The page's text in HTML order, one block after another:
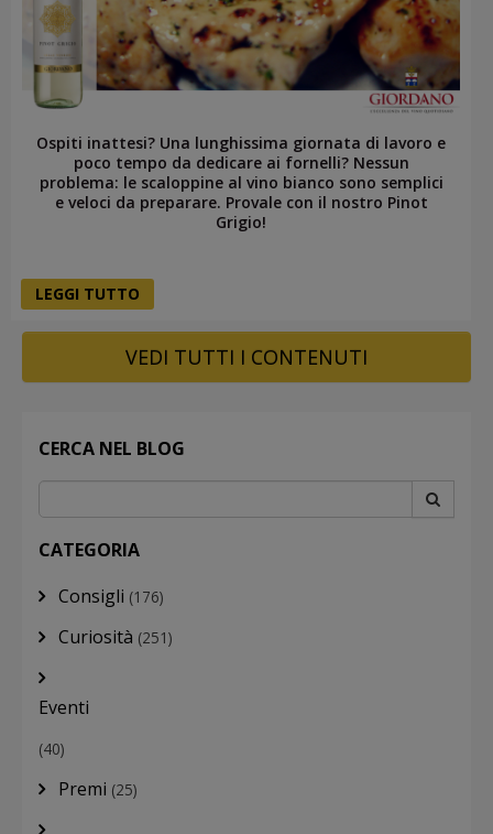
Ospiti inattesi? Una lunghissima giornata di lavoro e
poco tempo da dedicare ai fornelli? Nessun
problema: le scaloppine al vino bianco sono semplici
e veloci da preparare. Provale con il nostro Pinot
Grigio!
LEGGI TUTTO
VEDI TUTTI I CONTENUTI
CERCA NEL BLOG
CATEGORIA
Consigli (176)
Curiosità (251)
Eventi
(40)
Premi (25)